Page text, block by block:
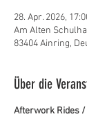
28. Apr. 2026,
Am Alten
83404 Ainring,
Über die
Afterwork Rides